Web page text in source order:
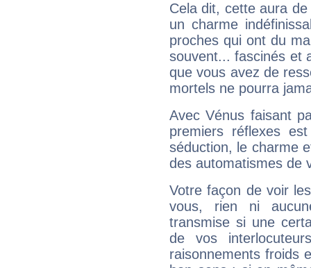
Cela dit, cette aura
un charme
proches qui ont du
souvent... fascinés et
que vous avez de
mortels ne pourra
Avec Vénus faisant
premiers réflexes
séduction, le charme
des automatismes de
Votre façon de voir
vous, rien ni
transmise si une
de vos
raisonnements froids